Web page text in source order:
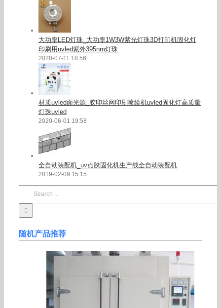
大功率LED灯珠_大功率1W3W紫光灯珠3D打印机固化灯
印刷用uvled紫外395nm灯珠
2020-07-11 18:56
材质uvled面光源_胶印丝网印刷喷绘机uvled固化灯高质量
灯珠uvled
2020-06-01 19:58
全自动装配机_uv点胶固化机生产线全自动装配机
2019-02-09 15:15
随机产品推荐